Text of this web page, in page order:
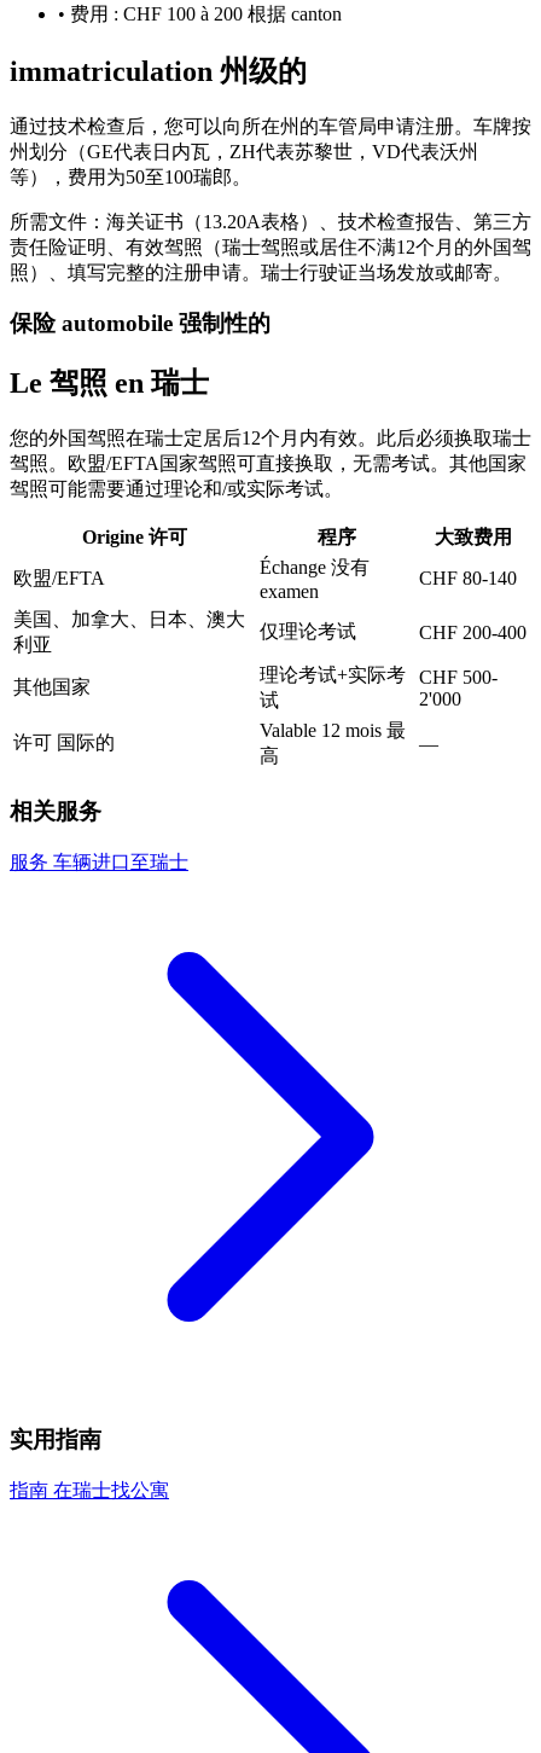
• 费用 : CHF 100 à 200 根据 canton
immatriculation 州级的
通过技术检查后，您可以向所在州的车管局申请注册。车牌按
州划分（GE代表日内瓦，ZH代表苏黎世，VD代表沃州
等），费用为50至100瑞郎。
所需文件：海关证书（13.20A表格）、技术检查报告、第三方
责任险证明、有效驾照（瑞士驾照或居住不满12个月的外国驾
照）、填写完整的注册申请。瑞士行驶证当场发放或邮寄。
保险 automobile 强制性的
Le 驾照 en 瑞士
您的外国驾照在瑞士定居后12个月内有效。此后必须换取瑞士
驾照。欧盟/EFTA国家驾照可直接换取，无需考试。其他国家
驾照可能需要通过理论和/或实际考试。
Origine 许可 程序
大致费用
欧盟/EFTA
Échange 没有
examen
CHF 80-140
美国、加拿大、日本、澳大
利亚
仅理论考试 CHF 200-400
其他国家
理论考试+实际考
试
CHF 500-
2'000
许可 国际的
Valable 12 mois 最
高
—
相关服务
服务 车辆进口至瑞士
实用指南
指南 在瑞士找公寓